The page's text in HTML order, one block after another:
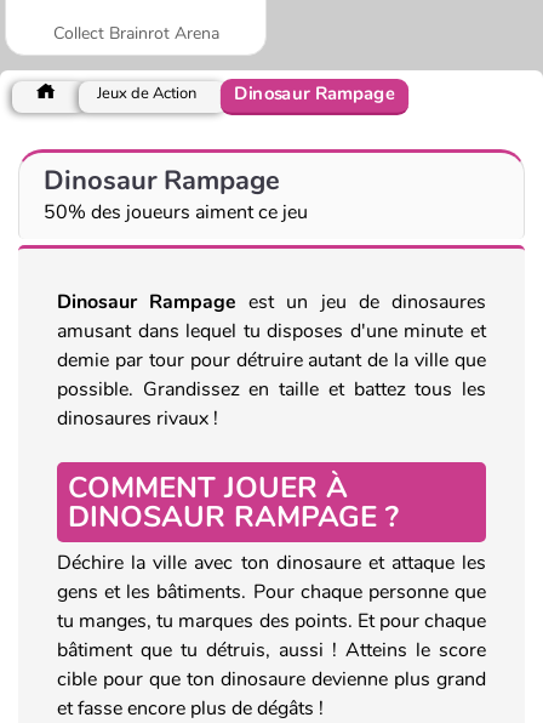
Collect Brainrot Arena
Jeux de Action Dinosaur Rampage
Dinosaur Rampage
50% des joueurs aiment ce jeu
Dinosaur Rampage est un jeu de dinosaures
amusant dans lequel tu disposes d'une minute et
demie par tour pour détruire autant de la ville que
possible. Grandissez en taille et battez tous les
dinosaures rivaux !
COMMENT JOUER À
DINOSAUR RAMPAGE ?
Déchire la ville avec ton dinosaure et attaque les
gens et les bâtiments. Pour chaque personne que
tu manges, tu marques des points. Et pour chaque
bâtiment que tu détruis, aussi ! Atteins le score
cible pour que ton dinosaure devienne plus grand
et fasse encore plus de dégâts !